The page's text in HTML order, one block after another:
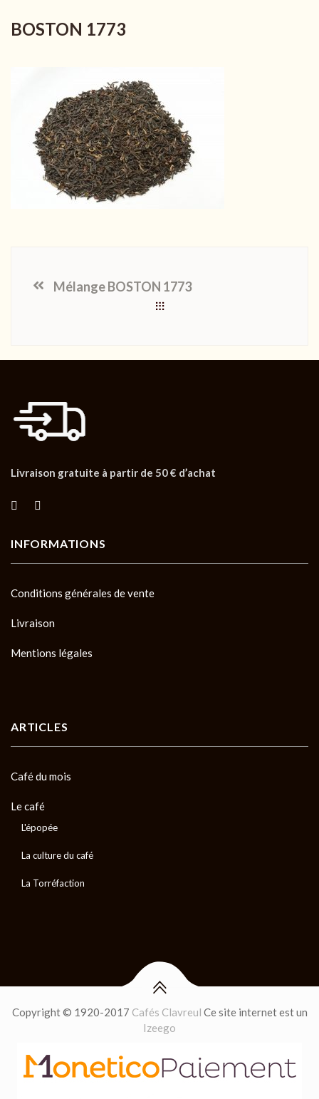
BOSTON 1773
Mélange BOSTON 1773
Livraison gratuite à partir de 50 € d’achat
INFORMATIONS
Conditions générales de vente
Livraison
Mentions légales
ARTICLES
Café du mois
Le café
L'épopée
La culture du café
La Torréfaction
Copyright © 1920-2017 Cafés Clavreul Ce site internet est un
Izeego